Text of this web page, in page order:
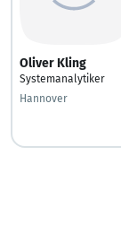
Oliver Kling
Systemanalytiker
Hannover